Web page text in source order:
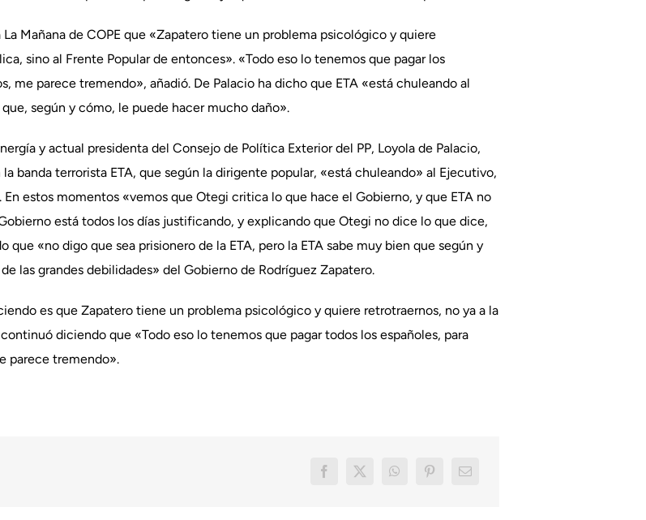
La Mañana de COPE que «Zapatero tiene un problema psicológico y quiere
sino al Frente Popular de entonces». «Todo eso lo tenemos que pagar los
me parece tremendo», añadió. De Palacio ha dicho que ETA «está chuleando al
según y cómo, le puede hacer mucho daño».
y actual presidenta del Consejo de Política Exterior del PP, Loyola de Palacio,
banda terrorista ETA, que según la dirigente popular, «está chuleando» al Ejecutivo,
estos momentos «vemos que Otegi critica lo que hace el Gobierno, y que ETA no
está todos los días justificando, y explicando que Otegi no dice lo que dice,
«no digo que sea prisionero de la ETA, pero la ETA sabe muy bien que según y
las grandes debilidades» del Gobierno de Rodríguez Zapatero.
es que Zapatero tiene un problema psicológico y quiere retrotraernos, no ya a la
diciendo que «Todo eso lo tenemos que pagar todos los españoles, para
parece tremendo».